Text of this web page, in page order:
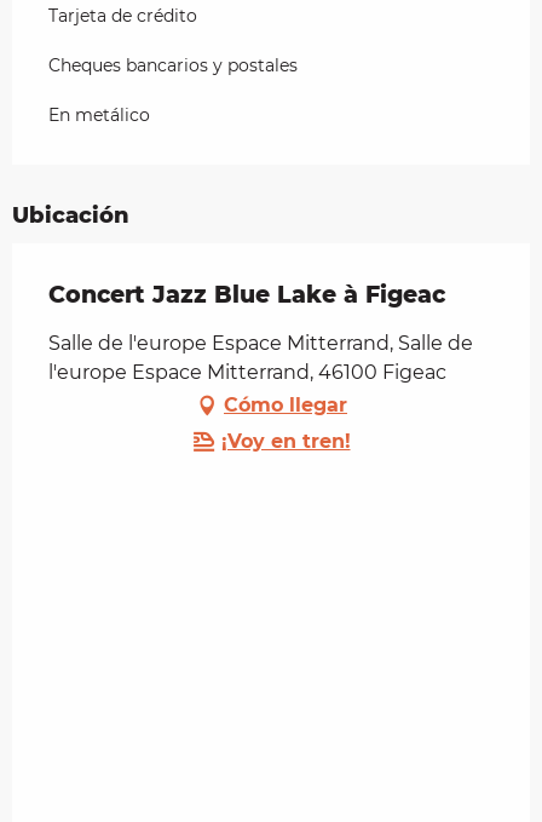
Tarjeta de crédito
Cheques bancarios y postales
En metálico
Ubicación
Concert Jazz Blue Lake à Figeac
Salle de l'europe Espace Mitterrand, Salle de
l'europe Espace Mitterrand, 46100 Figeac
Cómo llegar
¡Voy en tren!